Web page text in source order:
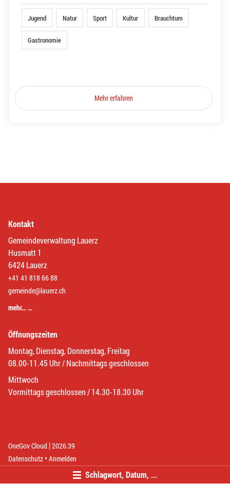
Schlagwort, Datum, ...
Jugend Natur Sport Kultur Brauchtum
Gastronomie
Mehr erfahren
Kontakt
Gemeindeverwaltung Lauerz
Husmatt 1
6424 Lauerz
+41 41 818 66 88
gemeinde@lauerz.ch
mehr… …
Öffnungszeiten
Montag, Dienstag, Donnerstag, Freitag
08.00-11.45 Uhr / Nachmittags geschlossen
Mittwoch
Vormittags geschlossen / 14.30-18.30 Uhr
OneGov Cloud (External Link)
|2026.39
Datenschutz (External Link)
Anmelden